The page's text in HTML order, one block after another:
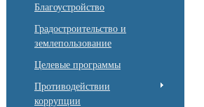
Благоустройство
Градостроительство и
землепользование
Целевые программы
Противодействии
коррупции